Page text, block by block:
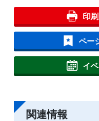
印
ペー
イ
関連情報